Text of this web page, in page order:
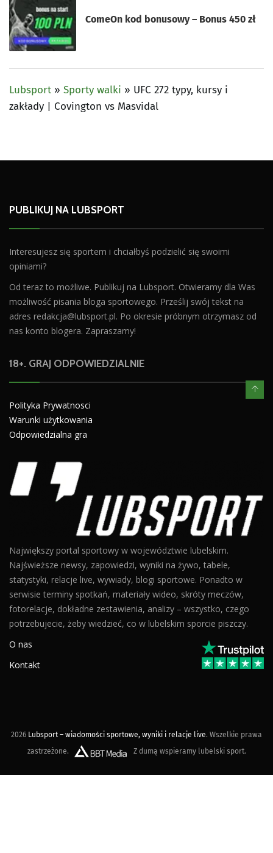
ComeOn kod bonusowy – Bonus 450 zł
Lubsport » Sporty walki » UFC 272 typy, kursy i
zakłady | Covington vs Masvidal
PUBLIKUJ NA LUBSPORT
Interesujesz się sportem i chciałbyś podzielić się swoimi
opiniami?
Od teraz to możliwe. Publikuj na Lubsport. Otwieramy dla Was
możliwość pisania bloga sportowego. Prześlij swój tekst na
adres redakcja@lubsport.pl. Po okresie próbnym otrzymasz od
nas konto blogera. Zapraszamy!
18+. GRAJ ODPOWIEDZIALNIE
Polityka Prywatnosci
Warunki użytkowania
Odpowiedzialna gra
Największy portal sportowy w województwie lubelskim.
Najświeższe newsy, zapowiedzi, wyniki na żywo, tabele,
statystyki, relacje live, wywiady, blogi sportowe. Ponadto w
serwisie terminy spotkań, materiały wideo, skróty meczów,
fotorelacje, dokładne zestawienia, analizy – wszystko, czego
potrzebujecie, żeby wiedzieć, co w lubelskim sporcie piszczy.
O nas
Kontakt
2026 Lubsport – wiadomości sportowe, wyniki i relacje live. Wszelkie prawa
zastrzeżone.
Z dumą wspieramy lubelski sport.